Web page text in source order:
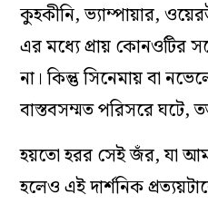
কুহকীনি, ভ্যাম্পায়ার,
এর মধ্যে প্রায় কোনওটির
না। কিন্তু সিনেমায় বা
বাস্তবসম্মত পরিসরে ঘটে,
হয়তো হরর সেই জঁর, যা
হলেও এই দার্শনিক